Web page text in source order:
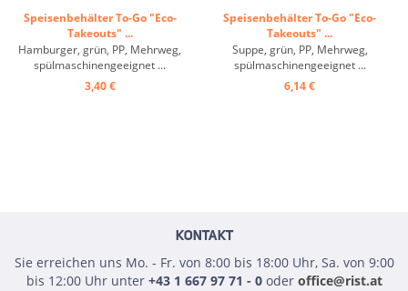
Speisenbehälter To-Go "Eco-
Takeouts" ...
Hamburger, grün, PP, Mehrweg,
spülmaschinengeeignet ...
3,40 €
Speisenbehälter To-Go "Eco-
Takeouts" ...
Suppe, grün, PP, Mehrweg,
spülmaschinengeeignet ...
6,14 €
KONTAKT
Sie erreichen uns Mo. - Fr. von 8:00 bis 18:00 Uhr, Sa. von 9:00
bis 12:00 Uhr unter +43 1 667 97 71 - 0oder office@rist.at